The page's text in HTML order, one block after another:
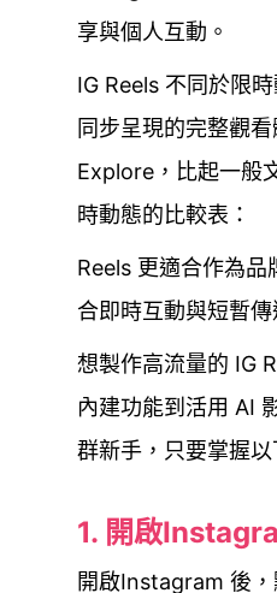
享與個人互動。
IG Reels 不同於限
同步呈現的完整觀
Explore，比起一般
時動態的比較表：
Reels 更適合作為
合即時互動與短暫傳
想製作高流量的 IG
內建功能到活用 AI
群新手，只要掌握
1. 開啟
開啟Instagram 後